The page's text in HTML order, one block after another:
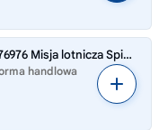
LEGO Jurassic World 76976 Misja lotnicza Spinosaurus i Quetzalcoatl LEGO
handlowa